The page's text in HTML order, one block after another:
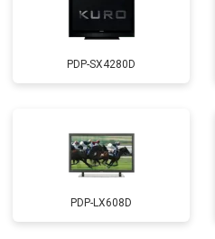
PDP-SX4280D
PDP-LX608D